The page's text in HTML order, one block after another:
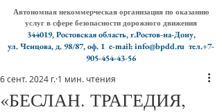
Автономная некоммерческая организация по оказанию
услуг в сфере безопасности дорожного движения
344019, Ростовская область, г.Ростов-на-Дону,
ул. Ченцова, д. 98/87, оф. 1 e-mail: info@bpdd.ru тел.+7-
905-454-43-56
«БЕСЛАН. ТРАГЕДИЯ,
6 сент. 2024 г. 1 мин. чтения